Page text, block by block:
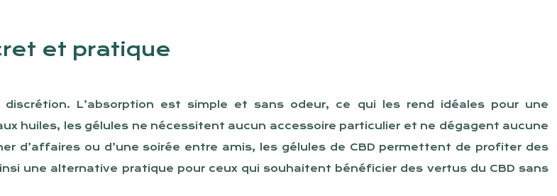
et pratique
L’absorption est simple et sans odeur, ce qui les rend idéales pour une
huiles, les gélules ne nécessitent aucun accessoire particulier et ne dégagent aucune
d’affaires ou d’une soirée entre amis, les gélules de CBD permettent de profiter des
une alternative pratique pour ceux qui souhaitent bénéficier des vertus du CBD sans